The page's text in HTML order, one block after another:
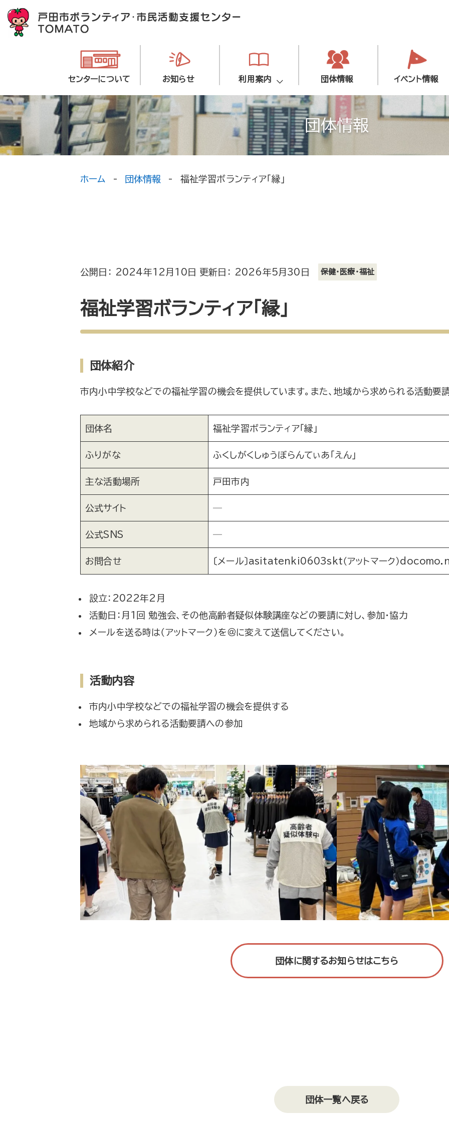
センターについて お知らせ 利用案内 団体情報 イベント情報
団体情報
ホーム 団体情報 福祉学習ボランティア「縁」
公開日： 2024年12月10日 更新日： 2026年5月30日 保健・医療・福祉
福祉学習ボランティア「縁」
団体紹介
市内小中学校などでの福祉学習の機会を提供しています。また、地域から求められる活動要
団体名 福祉学習ボランティア「縁」
ふりがな ふくしがくしゅうぼらんてぃあ「えん」
主な活動場所 戸田市内
公式サイト ─
公式SNS ─
お問合せ 〔メール〕asitatenki0603skt（アットマーク）
設立：2022年2月
活動日：月1回 勉強会、その他高齢者疑似体験講座などの要請に対し、参加・協力
メールを送る時は（アットマーク）を＠に変えて送信してください。
活動内容
市内小中学校などでの福祉学習の機会を提供する
地域から求められる活動要請への参加
団体に関するお知らせはこちら
団体一覧へ戻る